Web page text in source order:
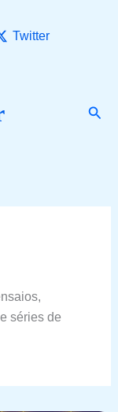
Twitter
séries de